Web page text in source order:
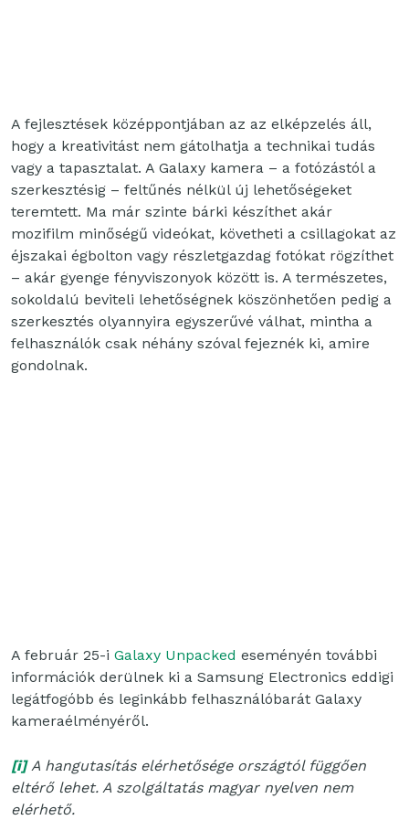
A fejlesztések középpontjában az az elképzelés áll,
hogy a kreativitást nem gátolhatja a technikai tudás
vagy a tapasztalat. A Galaxy kamera – a fotózástól a
szerkesztésig – feltűnés nélkül új lehetőségeket
teremtett. Ma már szinte bárki készíthet akár
mozifilm minőségű videókat, követheti a csillagokat az
éjszakai égbolton vagy részletgazdag fotókat rögzíthet
– akár gyenge fényviszonyok között is. A természetes,
sokoldalú beviteli lehetőségnek köszönhetően pedig a
szerkesztés olyannyira egyszerűvé válhat, mintha a
felhasználók csak néhány szóval fejeznék ki, amire
gondolnak.
A február 25-i Galaxy Unpacked eseményén további
információk derülnek ki a Samsung Electronics eddigi
legátfogóbb és leginkább felhasználóbarát Galaxy
kameraélményéről.
[i] A hangutasítás elérhetősége országtól függően
eltérő lehet. A szolgáltatás magyar nyelven nem
elérhető.